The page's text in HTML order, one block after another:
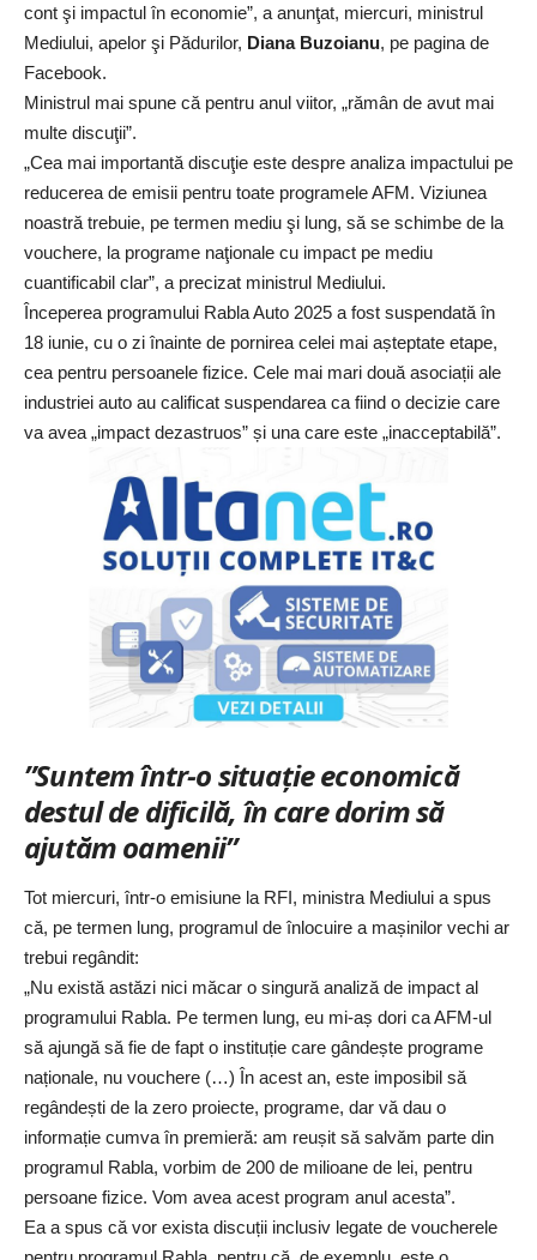
cont şi impactul în economie”, a anunţat, miercuri, ministrul
Mediului, apelor şi Pădurilor, Diana Buzoianu, pe pagina de
Facebook.
Ministrul mai spune că pentru anul viitor, „rămân de avut mai
multe discuţii”.
„Cea mai importantă discuţie este despre analiza impactului pe
reducerea de emisii pentru toate programele AFM. Viziunea
noastră trebuie, pe termen mediu şi lung, să se schimbe de la
vouchere, la programe naţionale cu impact pe mediu
cuantificabil clar”, a precizat ministrul Mediului.
Începerea programului Rabla Auto 2025 a fost suspendată în
18 iunie, cu o zi înainte de pornirea celei mai așteptate etape,
cea pentru persoanele fizice. Cele mai mari două asociații ale
industriei auto au calificat suspendarea ca fiind o decizie care
va avea „impact dezastruos” și una care este „inacceptabilă”.
”Suntem într-o situație economică
destul de dificilă, în care dorim să
ajutăm oamenii”
Tot miercuri, într-o emisiune la RFI, ministra Mediului a spus
că, pe termen lung, programul de înlocuire a mașinilor vechi ar
trebui regândit:
„Nu există astăzi nici măcar o singură analiză de impact al
programului Rabla. Pe termen lung, eu mi-aș dori ca AFM-ul
să ajungă să fie de fapt o instituție care gândește programe
naționale, nu vouchere (…) În acest an, este imposibil să
regândești de la zero proiecte, programe, dar vă dau o
informație cumva în premieră: am reușit să salvăm parte din
programul Rabla, vorbim de 200 de milioane de lei, pentru
persoane fizice. Vom avea acest program anul acesta”.
Ea a spus că vor exista discuții inclusiv legate de voucherele